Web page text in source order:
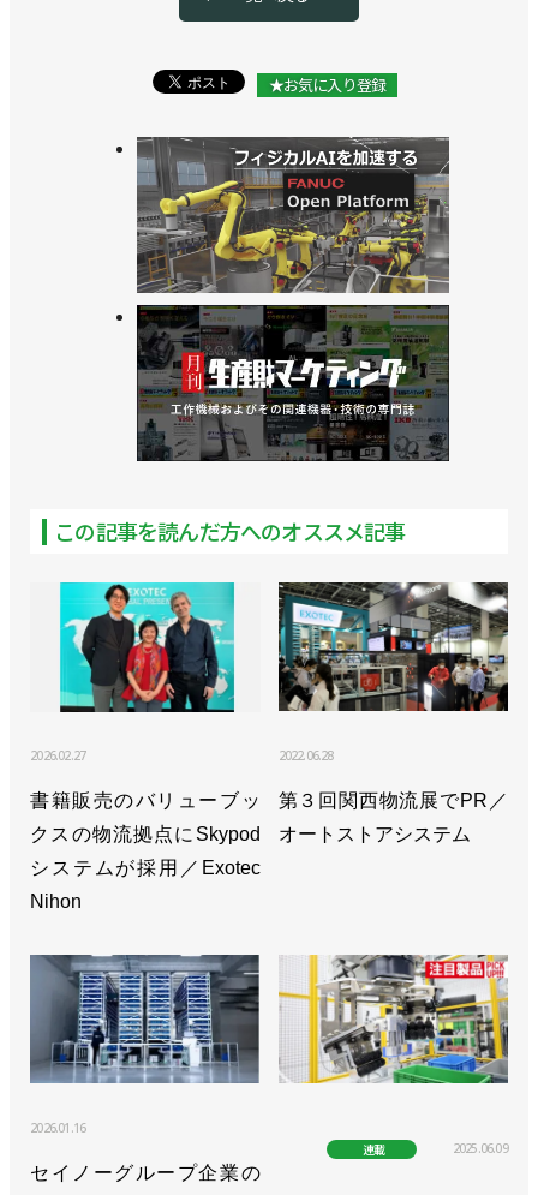
★お気に入り登録
この記事を読んだ方へのオススメ記事
2026.02.27
書籍販売のバリューブッ
クスの物流拠点にSkypod
システムが採用／Exotec
Nihon
2022.06.28
第３回関西物流展でPR／
オートストアシステム
2026.01.16
セイノーグループ企業の
連載 2025.06.09